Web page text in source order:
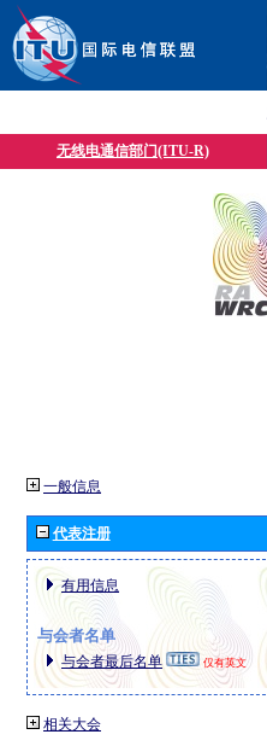
无线电通信部门(ITU-R)
一般信息
代表注册
有用信息
与会者名单
与会者最后名单 仅有英文
相关大会